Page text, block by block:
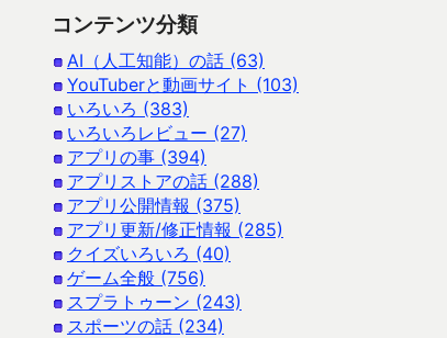
コンテンツ分類
AI（人工知能）の話 (63)
YouTuberと動画サイト (103)
いろいろ (383)
いろいろレビュー (27)
アプリの事 (394)
アプリストアの話 (288)
アプリ公開情報 (375)
アプリ更新/修正情報 (285)
クイズいろいろ (40)
ゲーム全般 (756)
スプラトゥーン (243)
スポーツの話 (234)